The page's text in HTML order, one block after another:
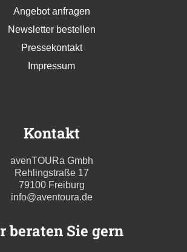
Angebot anfragen
Newsletter bestellen
Pressekontakt
Impressum
Kontakt
avenTOURa Gmbh
Rehlingstraße 17
79100 Freiburg
info@aventoura.de
beraten Sie gern